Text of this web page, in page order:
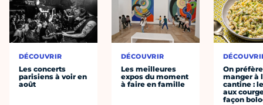
DÉCOUVRIR
Les concerts
parisiens à voir en
août
DÉCOUVRIR
Les meilleures
expos du moment
à faire en famille
On préfère
manger à
cantine :
aux
façon